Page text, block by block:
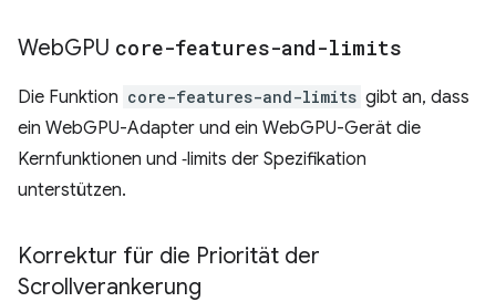
WebGPU core-features-and-limits
Die Funktion core-features-and-limits gibt an, dass
ein WebGPU-Adapter und ein WebGPU-Gerät die
Kernfunktionen und ‑limits der Spezifikation
unterstützen.
Korrektur für die Priorität der
Scrollverankerung